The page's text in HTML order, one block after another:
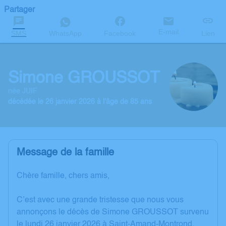
Partager
SMS WhatsApp Facebook E-mail Lien
Simone GROUSSOT
née JUIF
décédée le 26 janvier 2026 à l'âge de 85 ans
Message de la famille
Chère famille, chers amis,
C’est avec une grande tristesse que nous vous
annonçons le décès de Simone GROUSSOT survenu